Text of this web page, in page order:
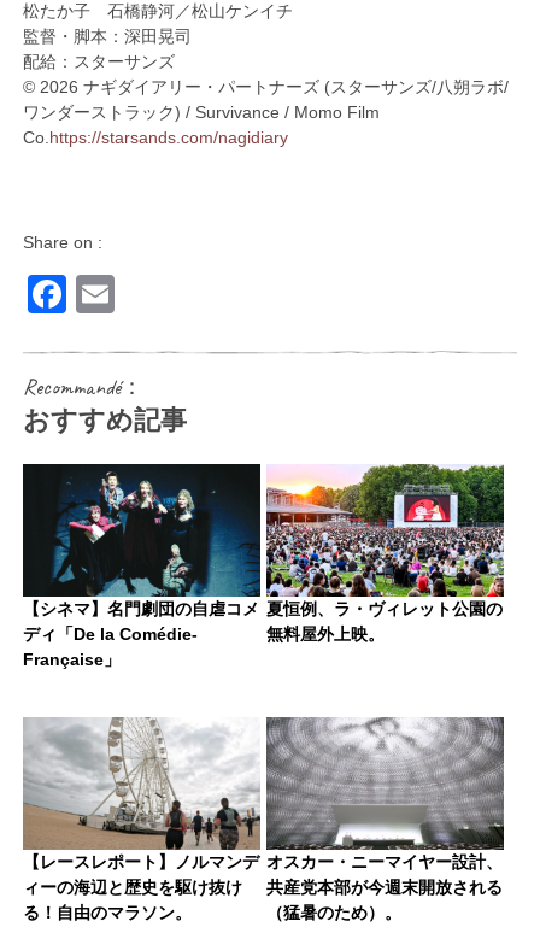
松たか子 石橋静河／松山ケンイチ
監督・脚本：深田晃司
配給：スターサンズ
© 2026 ナギダイアリー・パートナーズ (スターサンズ/八朔ラボ/
ワンダーストラック) / Survivance / Momo Film
Co. https://starsands.com/nagidiary
Share on :
Facebook
Recommandé：
おすすめ記事
【シネマ】名門劇団の自虐コメ
ディ「De la Comédie-
Française」
夏恒例、ラ・ヴィレット公園の
無料屋外上映。
【レースレポート】ノルマンデ
ィーの海辺と歴史を駆け抜け
る！自由のマラソン。
オスカー・ニーマイヤー設計、
共産党本部が今週末開放される
（猛暑のため）。